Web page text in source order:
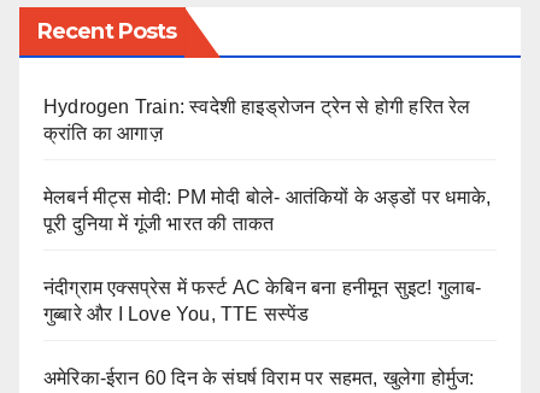
Recent Posts
Hydrogen Train: स्वदेशी हाइड्रोजन ट्रेन से होगी हरित रेल
क्रांति का आगाज़
मेलबर्न मीट्स मोदी: PM मोदी बोले- आतंकियों के अड्डों पर धमाके,
पूरी दुनिया में गूंजी भारत की ताकत
नंदीग्राम एक्सप्रेस में फर्स्ट AC केबिन बना हनीमून सुइट! गुलाब-
गुब्बारे और I Love You, TTE सस्पेंड
अमेरिका-ईरान 60 दिन के संघर्ष विराम पर सहमत, खुलेगा होर्मुज: